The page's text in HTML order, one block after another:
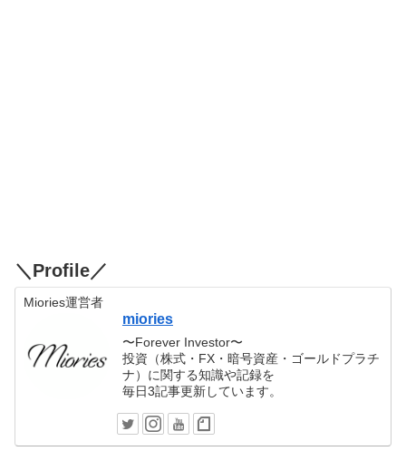
＼Profile／
Miories運営者
miories
〜Forever Investor〜
投資（株式・FX・暗号資産・ゴールドプラチ
ナ）に関する知識や記録を
毎日3記事更新しています。